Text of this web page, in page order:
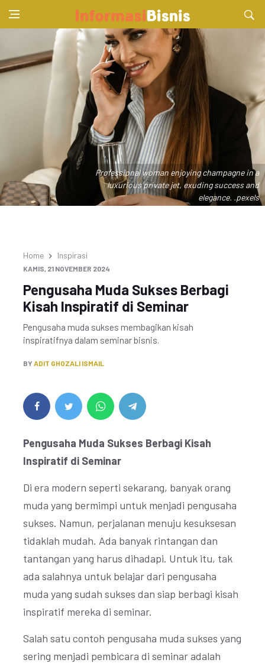
Professional woman enjoying champagne in a
luxurious private jet, exuding success and
elegance. .pexels
Home Inspirasi
KAMIS, 21 NOVEMBER 2024
Pengusaha Muda Sukses Berbagi
Kisah Inspiratif di Seminar
Pengusaha muda sukses membagikan kisah
inspiratifnya dalam seminar bisnis.
BY ADIT GHOZALI ISMAIL
Pengusaha Muda Sukses Berbagi Kisah
Inspiratif di Seminar
Di era modern seperti sekarang, banyak orang
muda yang bermimpi untuk menjadi pengusaha
sukses. Namun, perjalanan menuju kesuksesan
tidaklah mudah. Ada banyak rintangan dan
tantangan yang harus dihadapi. Untuk itu, tak
ada salahnya untuk belajar dari pengusaha
muda yang sudah sukses dan siap berbagi kisah
inspiratif mereka di seminar.
Salah satu contoh pengusaha muda sukses yang
sering menjadi pembicara di seminar adalah